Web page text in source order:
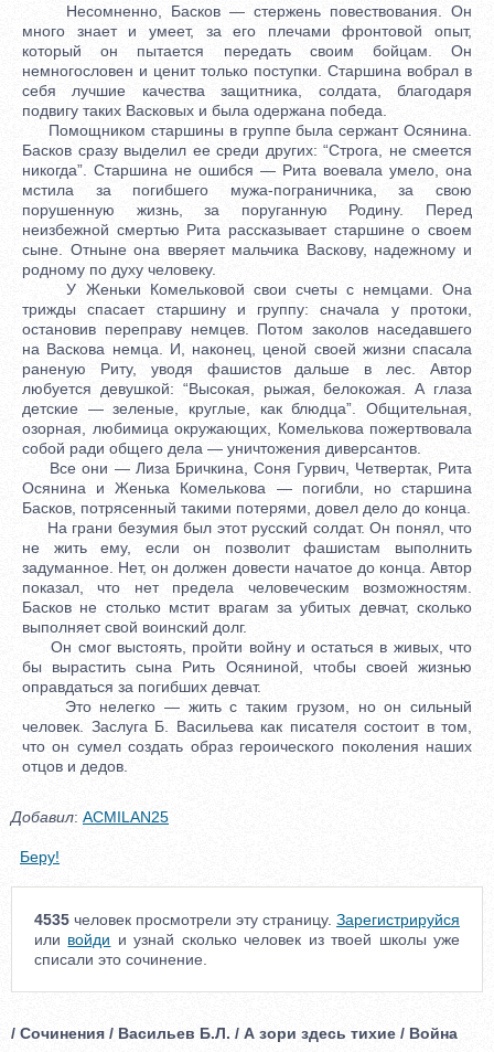
Несомненно, Басков — стержень повествования. Он
много знает и умеет, за его плечами фронтовой опыт,
который он пытается передать своим бойцам. Он
немногословен и ценит только поступки. Старшина вобрал в
себя лучшие качества защитника, солдата, благодаря
подвигу таких Васковых и была одержана победа.
Помощником старшины в группе была сержант Осянина.
Басков сразу выделил ее среди других: “Строга, не смеется
никогда”. Старшина не ошибся — Рита воевала умело, она
мстила за погибшего мужа-пограничника, за свою
порушенную жизнь, за поруганную Родину. Перед
неизбежной смертью Рита рассказывает старшине о своем
сыне. Отныне она вверяет мальчика Васкову, надежному и
родному по духу человеку.
У Женьки Комельковой свои счеты с немцами. Она
трижды спасает старшину и группу: сначала у протоки,
остановив переправу немцев. Потом заколов наседавшего
на Васкова немца. И, наконец, ценой своей жизни спасала
раненую Риту, уводя фашистов дальше в лес. Автор
любуется девушкой: “Высокая, рыжая, белокожая. А глаза
детские — зеленые, круглые, как блюдца”. Общительная,
озорная, любимица окружающих, Комелькова пожертвовала
собой ради общего дела — уничтожения диверсантов.
Все они — Лиза Бричкина, Соня Гурвич, Четвертак, Рита
Осянина и Женька Комелькова — погибли, но старшина
Басков, потрясенный такими потерями, довел дело до конца.
На грани безумия был этот русский солдат. Он понял, что
не жить ему, если он позволит фашистам выполнить
задуманное. Нет, он должен довести начатое до конца. Автор
показал, что нет предела человеческим возможностям.
Басков не столько мстит врагам за убитых девчат, сколько
выполняет свой воинский долг.
Он смог выстоять, пройти войну и остаться в живых, что
бы вырастить сына Рить Осяниной, чтобы своей жизнью
оправдаться за погибших девчат.
Это нелегко — жить с таким грузом, но он сильный
человек. Заслуга Б. Васильева как писателя состоит в том,
что он сумел создать образ героического поколения наших
отцов и дедов.
Добавил: ACMILAN25
Беру!
4535 человек просмотрели эту страницу. Зарегистрируйся
или войди и узнай сколько человек из твоей школы уже
списали это сочинение.
/ Сочинения / Васильев Б.Л. / А зори здесь тихие / Война